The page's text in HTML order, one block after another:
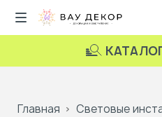
Главная Световые